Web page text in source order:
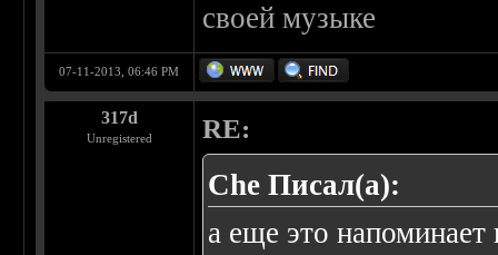
своей музыке
07-11-2013, 06:46 PM
317d
Unregistered RE:
Che Писал(а):
а еще это